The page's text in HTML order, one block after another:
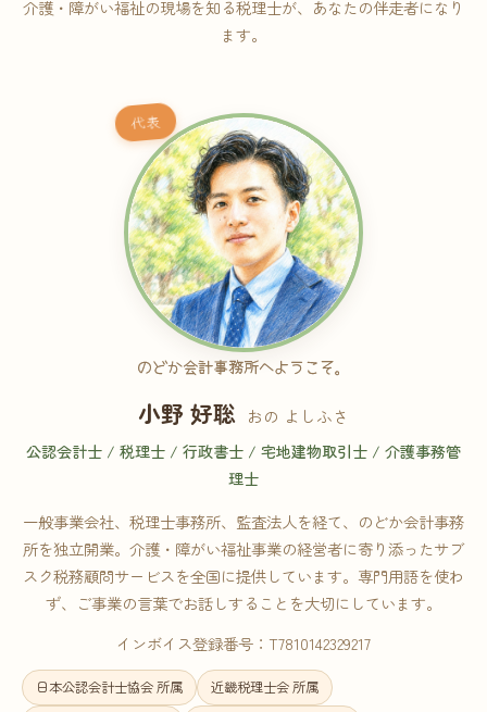
介護・障がい福祉の現場を知る税理士が、あなたの伴走者になり
ます。
代表
のどか会計事務所へようこそ。
小野 好聡 おの よしふさ
公認会計士 / 税理士 / 行政書士 / 宅地建物取引士 / 介護事務管
理士
一般事業会社、税理士事務所、監査法人を経て、のどか会計事務
所を独立開業。介護・障がい福祉事業の経営者に寄り添ったサブ
スク税務顧問サービスを全国に提供しています。専門用語を使わ
ず、ご事業の言葉でお話しすることを大切にしています。
インボイス登録番号：T7810142329217
日本公認会計士協会 所属
近畿税理士会 所属